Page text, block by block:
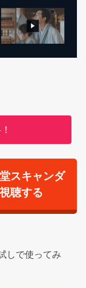
スキャンダ
聴する
しで使ってみ